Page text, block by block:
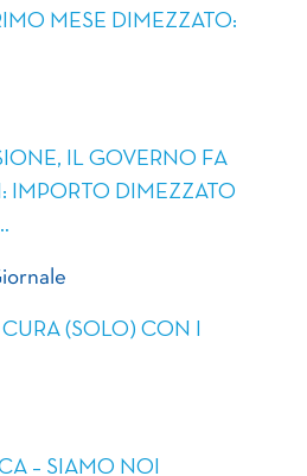
MESE DIMEZZATO:
IL GOVERNO FA
IMPORTO DIMEZZATO
(SOLO) CON I
– SIAMO NOI